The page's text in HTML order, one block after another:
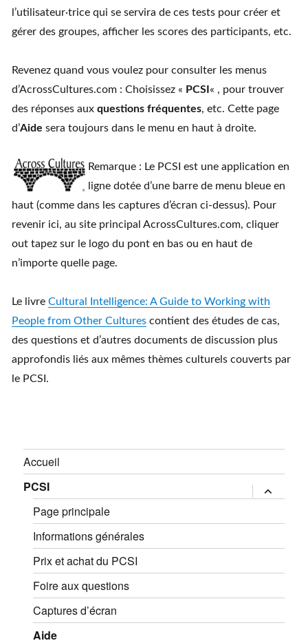
l’utilisateur·trice qui se servira de ces tests pour créer et
gérer des groupes, afficher les scores des participants, etc.
Revenez quand vous voulez pour consulter les menus
d’AcrossCultures.com : Choisissez « PCSI « , pour trouver
des réponses aux questions fréquentes, etc. Cette page
d’Aide sera toujours dans le menu en haut à droite.
Remarque : Le PCSI est une application en
ligne dotée d’une barre de menu bleue en
haut (comme dans les captures d’écran ci-dessus). Pour
revenir ici, au site principal AcrossCultures.com, cliquer
out tapez sur le logo du pont en bas ou en haut de
n’importe quelle page.
Le livre Cultural Intelligence: A Guide to Working with
People from Other Culturescontient des études de cas,
des questions et d’autres documents de discussion plus
approfondis liés aux mêmes thèmes culturels couverts par
le PCSI.
Accueil
PCSI
expand
child
Page principale
Informations générales
Prix et achat du PCSI
Foire aux questions
Captures d’écran
Aide